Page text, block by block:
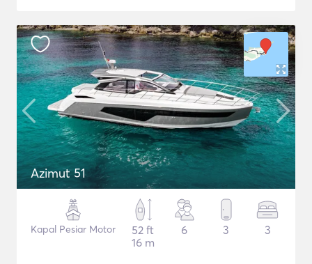
Azimut 51
Kapal Pesiar Motor
52 ft
16 m
6 3 3